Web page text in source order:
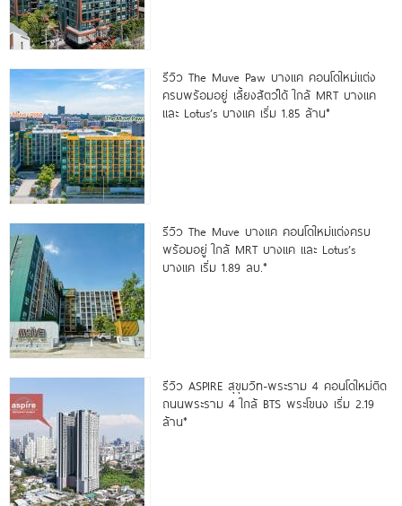
รีวิว The Muve Paw บางแค คอนโดใหม่แต่ง
ครบพร้อมอยู่ เลี้ยงสัตว์ได้ ใกล้ MRT บางแค
และ Lotus’s บางแค เริ่ม 1.85 ล้าน*
รีวิว The Muve บางแค คอนโดใหม่แต่งครบ
พร้อมอยู่ ใกล้ MRT บางแค และ Lotus’s
บางแค เริ่ม 1.89 ลบ.*
รีวิว ASPIRE สุขุมวิท-พระราม 4 คอนโดใหม่ติด
ถนนพระราม 4 ใกล้ BTS พระโขนง เริ่ม 2.19
ล้าน*